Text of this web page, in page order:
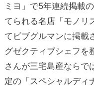
ミヨ」で5年連続掲載
てられる名店「モノリ
てビブグルマンに掲載
グゼクティブシェフを
さんが三宅島産ならで
定の「スペシャルディ